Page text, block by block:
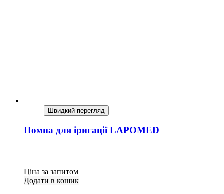
Швидкий перегляд
Помпа для іригації LAPOMED
Ціна за запитом
Додати в кошик